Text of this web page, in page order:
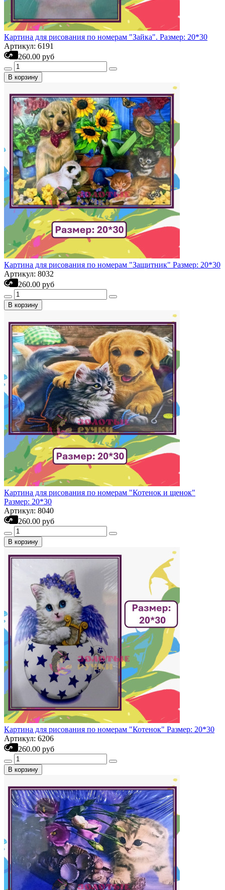
Картина для рисования по номерам "Зайка". Размер: 20*30
Артикул: 6191
260.00 руб
В корзину
Картина для рисования по номерам "Защитник" Размер: 20*30
Артикул: 8032
260.00 руб
В корзину
Картина для рисования по номерам "Котенок и щенок"
Размер: 20*30
Артикул: 8040
260.00 руб
В корзину
Картина для рисования по номерам "Котенок" Размер: 20*30
Артикул: 6206
260.00 руб
В корзину